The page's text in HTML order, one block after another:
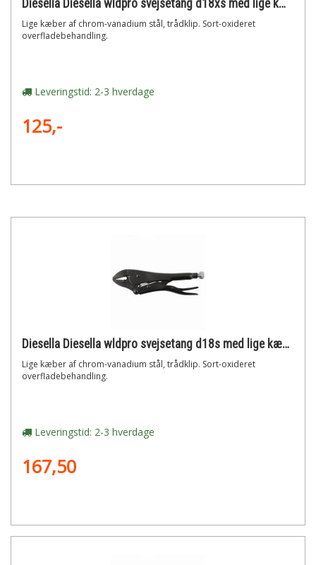
Diesella Diesella wldpro svejsetang d18xs med lige kæber (125mm/5)"
Lige kæber af chrom-vanadium stål, trådklip. Sort-oxideret
overfladebehandling.
Leveringstid: 2-3 hverdage
125,-
Diesella Diesella wldpro svejsetang d18s med lige kæber (175mm/7)"
Lige kæber af chrom-vanadium stål, trådklip. Sort-oxideret
overfladebehandling.
Leveringstid: 2-3 hverdage
167,50